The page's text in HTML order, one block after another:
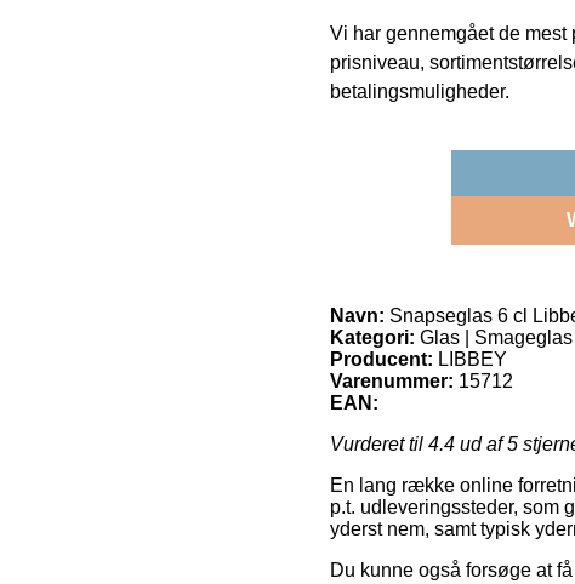
Vi har gennemgået de
prisniveau,
betalingsmuligheder.
Navn: Snapseglas 6 cl
Kategori: Glas |
Producent: LIBBEY
Varenummer: 15712
EAN:
Vurderet til 4.4 ud af 5
En lang række online
p.t. udleveringssteder, som
yderst nem, samt typisk
Du kunne også forsøge at